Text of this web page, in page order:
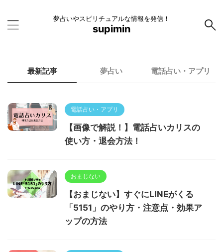
夢占いやスピリチュアルな情報を発信！
supimin
最新記事 夢占い 電話占い・アプリ
電話占い・アプリ
【画像で解説！】電話占いカリスの
使い方・退会方法！
おまじない
【おまじない】すぐにLINEがくる
「5151」のやり方・注意点・効果ア
ップの方法